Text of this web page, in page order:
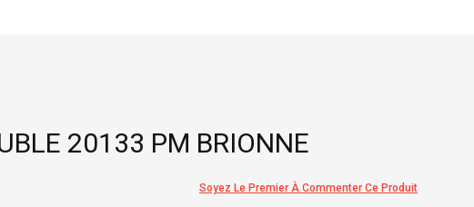
20133 PM BRIONNE
Soyez Le Premier À Commenter Ce Produit